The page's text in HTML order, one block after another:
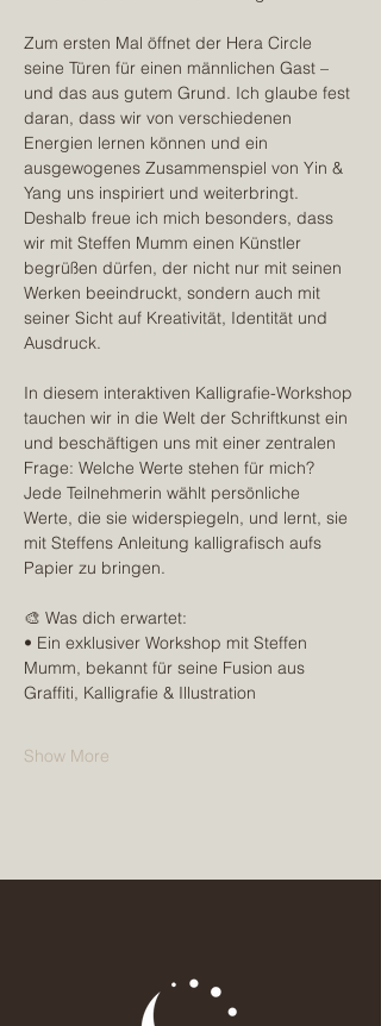
Zum ersten Mal öffnet der Hera Circle
seine Türen für einen männlichen Gast –
und das aus gutem Grund. Ich glaube fest
daran, dass wir von verschiedenen
Energien lernen können und ein
ausgewogenes Zusammenspiel von Yin &
Yang uns inspiriert und weiterbringt.
Deshalb freue ich mich besonders, dass
wir mit Steffen Mumm einen Künstler
begrüßen dürfen, der nicht nur mit seinen
Werken beeindruckt, sondern auch mit
seiner Sicht auf Kreativität, Identität und
Ausdruck.
In diesem interaktiven Kalligrafie-Workshop
tauchen wir in die Welt der Schriftkunst ein
und beschäftigen uns mit einer zentralen
Frage: Welche Werte stehen für mich?
Jede Teilnehmerin wählt persönliche
Werte, die sie widerspiegeln, und lernt, sie
mit Steffens Anleitung kalligrafisch aufs
Papier zu bringen.
🎨 Was dich erwartet:
• Ein exklusiver Workshop mit Steffen
Mumm, bekannt für seine Fusion aus
Graffiti, Kalligrafie & Illustration
Show More